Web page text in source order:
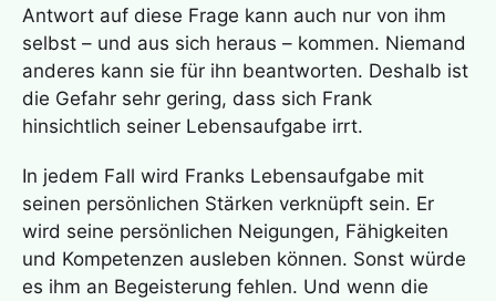
Antwort auf diese Frage kann auch nur von ihm
selbst – und aus sich heraus – kommen. Niemand
anderes kann sie für ihn beantworten. Deshalb ist
die Gefahr sehr gering, dass sich Frank
hinsichtlich seiner Lebensaufgabe irrt.
In jedem Fall wird Franks Lebensaufgabe mit
seinen persönlichen Stärken verknüpft sein. Er
wird seine persönlichen Neigungen, Fähigkeiten
und Kompetenzen ausleben können. Sonst würde
es ihm an Begeisterung fehlen. Und wenn die